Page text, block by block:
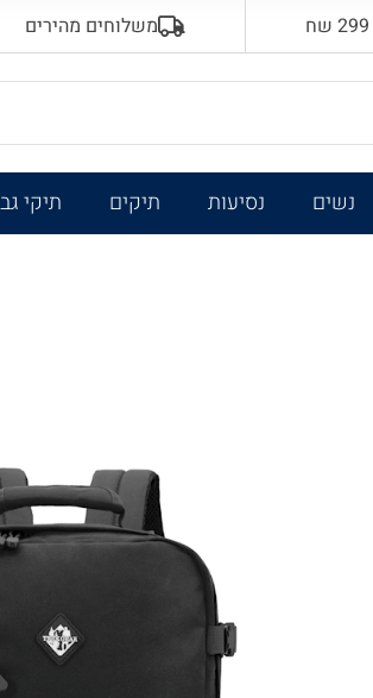
משלוחים מהירים
נשים נסיעות תיקים
תיקי גב